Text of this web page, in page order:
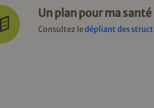
Un plan pour ma santé
Consultez ledépliant des